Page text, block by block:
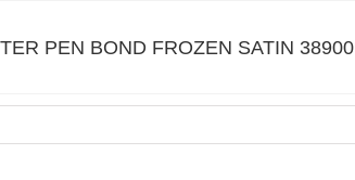
PEN BOND FROZEN SATIN 38900